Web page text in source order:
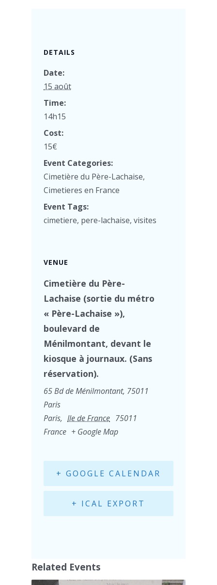
DETAILS
Date:
15 août
Time:
14h15
Cost:
15€
Event Categories:
Cimetière du Père-Lachaise,
Cimetieres en France
Event Tags:
cimetiere, pere-lachaise, visites
VENUE
Cimetière du Père-
Lachaise (sortie du métro
« Père-Lachaise »),
boulevard de
Ménilmontant, devant le
kiosque à journaux. (Sans
réservation).
65 Bd de Ménilmontant, 75011
Paris
Paris, Ile de France 75011
France + Google Map
+ GOOGLE CALENDAR
+ ICAL EXPORT
Related Events